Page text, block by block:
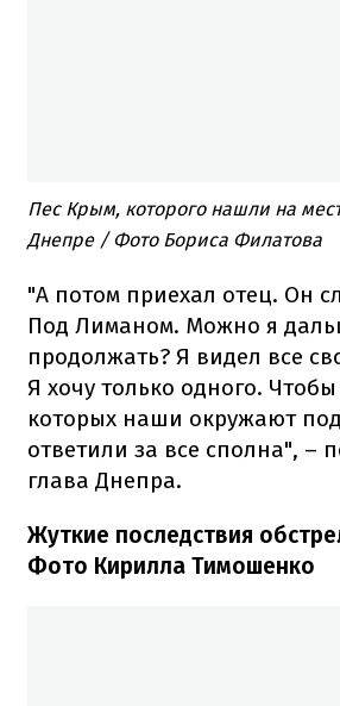
Пес Крым, которого нашли на
Днепре / Фото Бориса Филатова
"А потом приехал отец. Он
Под Лиманом. Можно я
продолжать? Я видел все
Я хочу только одного.
которых наши окружают
ответили за все сполна", –
глава Днепра.
Жуткие последствия
Фото Кирилла Тимошенко